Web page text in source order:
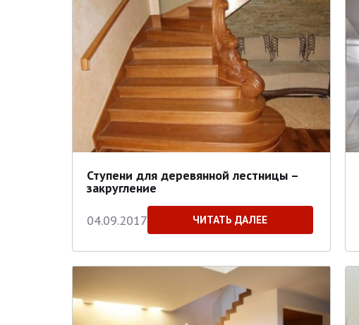
Ступени для деревянной лестницы –
закругление
04.09.2017
ЧИТАТЬ ДАЛЕЕ